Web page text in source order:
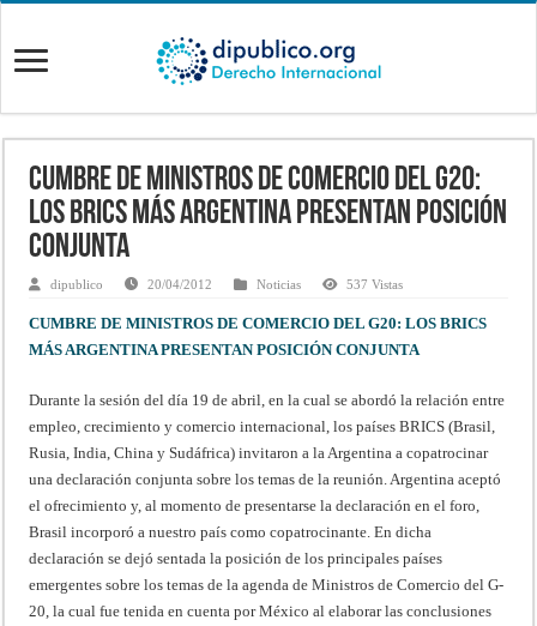
CUMBRE DE MINISTROS DE COMERCIO DEL G20:
LOS BRICS MÁS ARGENTINA PRESENTAN POSICIÓN
CONJUNTA
dipublico 20/04/2012 Noticias 537 Vistas
CUMBRE DE MINISTROS DE COMERCIO DEL G20: LOS BRICS
MÁS ARGENTINA PRESENTAN POSICIÓN CONJUNTA
Durante la sesión del día 19 de abril, en la cual se abordó la relación entre
empleo, crecimiento y comercio internacional, los países BRICS (Brasil,
Rusia, India, China y Sudáfrica) invitaron a la Argentina a copatrocinar
una declaración conjunta sobre los temas de la reunión. Argentina aceptó
el ofrecimiento y, al momento de presentarse la declaración en el foro,
Brasil incorporó a nuestro país como copatrocinante. En dicha
declaración se dejó sentada la posición de los principales países
emergentes sobre los temas de la agenda de Ministros de Comercio del G-
20, la cual fue tenida en cuenta por México al elaborar las conclusiones